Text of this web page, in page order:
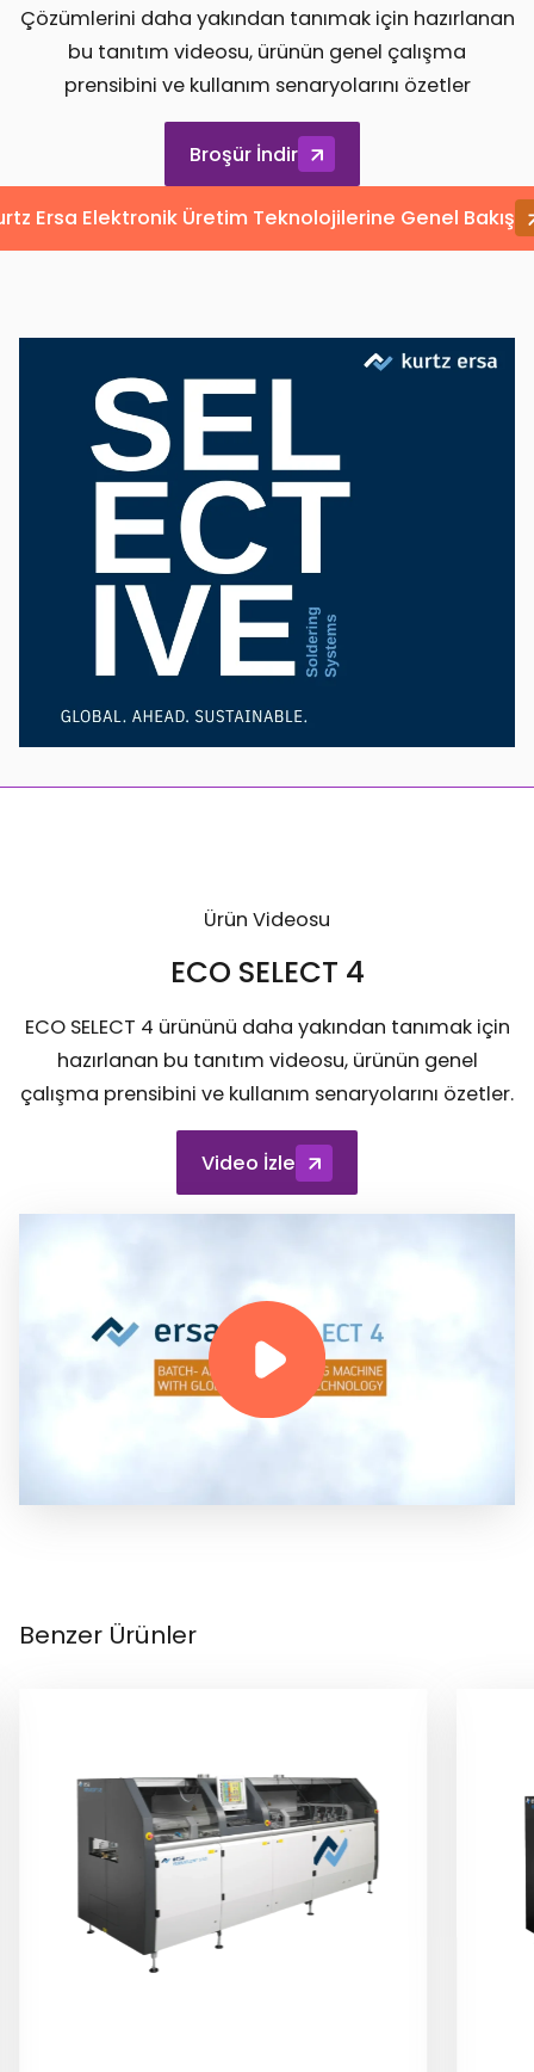
Çözümlerini daha yakından tanımak için hazırlanan
bu tanıtım videosu, ürünün genel çalışma
prensibini ve kullanım senaryolarını özetler
Broşür İndir
Ersa Elektronik Üretim Teknolojilerine Genel Bakış
Ürün Videosu
ECO SELECT 4
ECO SELECT 4 ürününü daha yakından tanımak için
hazırlanan bu tanıtım videosu, ürünün genel
çalışma prensibini ve kullanım senaryolarını özetler.
Video İzle
Benzer Ürünler